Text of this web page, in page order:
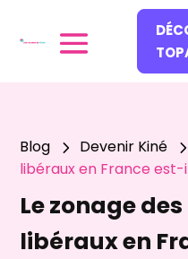
Blog 5 Devenir Kiné 5
libéraux en France est-
Le zonage
libéraux en